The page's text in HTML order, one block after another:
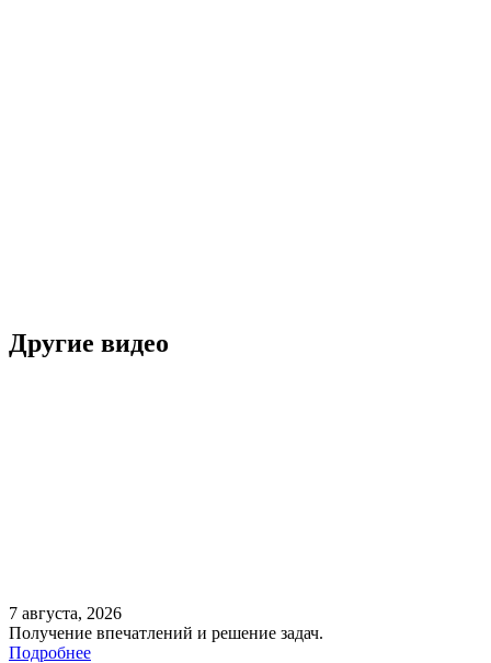
Другие видео
7 августа, 2026
Получение впечатлений и решение задач.
Подробнее